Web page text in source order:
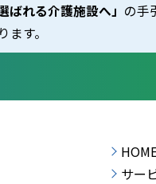
ばれる介護施設へ」 の手
す。
サー